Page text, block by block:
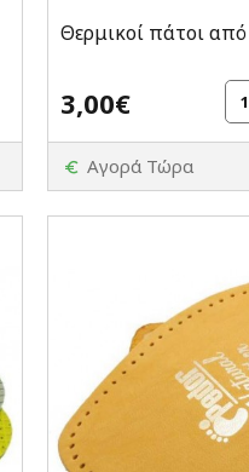
Θερμικοί πάτοι
3,00€
Αγορά Τώρα